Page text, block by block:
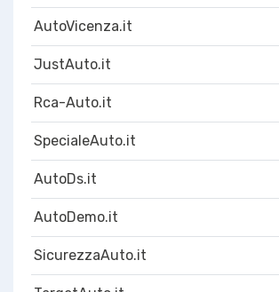
AutoVicenza.it
JustAuto.it
Rca-Auto.it
SpecialeAuto.it
AutoDs.it
AutoDemo.it
SicurezzaAuto.it